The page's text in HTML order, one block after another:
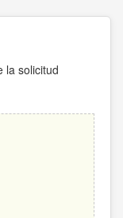
la solicitud